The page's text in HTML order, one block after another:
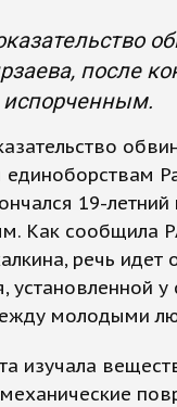
после
испорченным.
19-
Как сообщила
речь
установленной у
молодыми
изучала